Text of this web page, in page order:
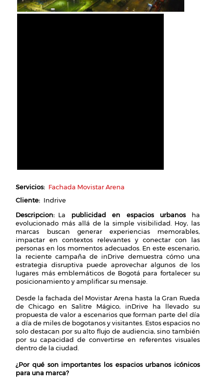
Servicios
Fachada Movistar Arena
Cliente
Indrive
Descripcion
La publicidad en espacios urbanosha
evolucionado más allá de la simple visibilidad. Hoy, las
marcas buscan generar experiencias memorables,
impactar en contextos relevantes y conectar con las
personas en los momentos adecuados. En este escenario,
la reciente campaña de inDrive demuestra cómo una
estrategia disruptiva puede aprovechar algunos de los
lugares más emblemáticos de Bogotá para fortalecer su
posicionamiento y amplificar su mensaje.
Desde la fachada del Movistar Arena hasta la Gran Rueda
de Chicago en Salitre Mágico, inDrive ha llevado su
propuesta de valor a escenarios que forman parte del día
a día de miles de bogotanos y visitantes. Estos espacios no
solo destacan por su alto flujo de audiencia, sino también
por su capacidad de convertirse en referentes visuales
dentro de la ciudad.
¿Por qué son importantes los espacios urbanos icónicos
para una marca?